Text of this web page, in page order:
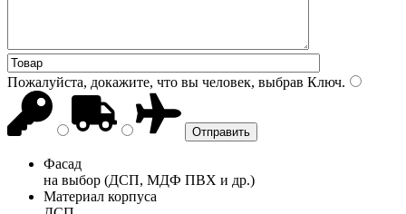
Пожалуйста, докажите, что вы человек, выбрав Ключ.
Фасад
на выбор (ДСП, МДФ ПВХ и др.)
Материал корпуса